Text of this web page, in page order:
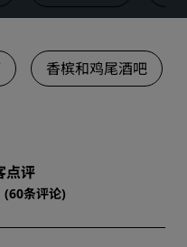
香槟和鸡尾酒吧
点评
(60条评论)